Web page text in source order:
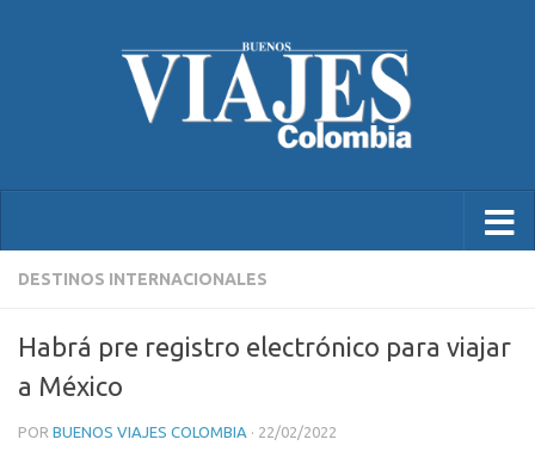
DESTINOS INTERNACIONALES
Habrá pre registro electrónico para viajar
a México
POR BUENOS VIAJES COLOMBIA · 22/02/2022